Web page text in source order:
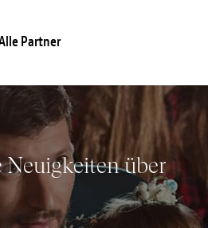
Partner
Neuigkeiten über